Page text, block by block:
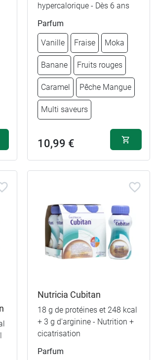
hypercalorique - Dès 6 ans
Parfum
Vanille Fraise Moka
Banane Fruits rouges
Caramel Pêche Mangue
Multi saveurs
10,99 €
Fraise 10,99 €
Moka 10,99 €
Nutricia Cubitan
18 g de protéines et 248 kcal
+ 3 g d'arginine - Nutrition +
cicatrisation
Parfum